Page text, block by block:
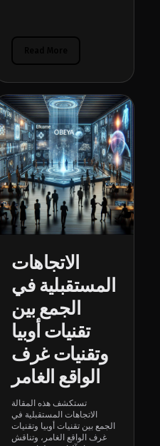
الاتجاهات
المستقبلية في
الجمع بين
تقنيات أوبيا
وتقنيات غرف
الواقع الغامر
تستكشف هذه المقالة
الاتجاهات المستقبلية في
الجمع بين تقنيات أوبيا وتقنيات
غرف الواقع الغامر، وتناقش